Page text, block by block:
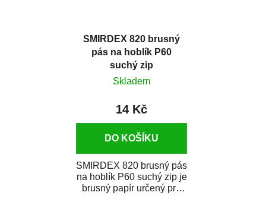
SMIRDEX 820 brusný
pás na hoblík P60
suchý zip
Skladem
14 Kč
DO KOŠÍKU
SMIRDEX 820 brusný pás
na hoblík P60 suchý zip je
brusný papír určený pro